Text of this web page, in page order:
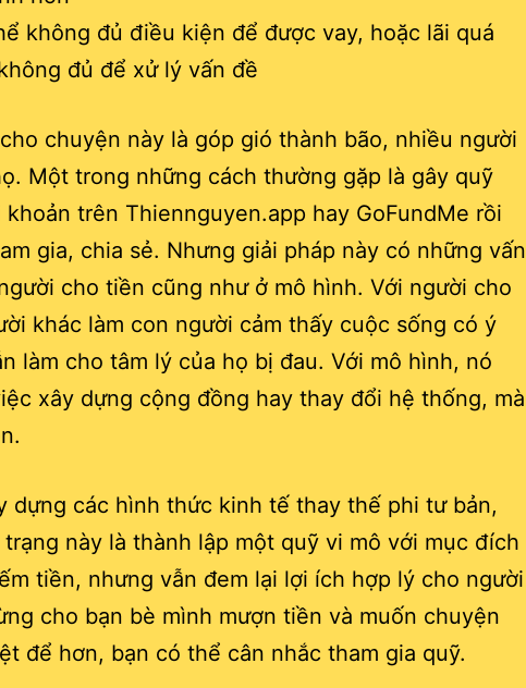
không đủ điều kiện để được vay, hoặc lãi quá
đủ để xử lý vấn đề
chuyện này là góp gió thành bão, nhiều người
Một trong những cách thường gặp là gây quỹ
trên Thiennguyen.app hay GoFundMe rồi
gia, chia sẻ. Nhưng giải pháp này có những vấn
cho tiền cũng như ở mô hình. Với người cho
khác làm con người cảm thấy cuộc sống có ý
làm cho tâm lý của họ bị đau. Với mô hình, nó
xây dựng cộng đồng hay thay đổi hệ thống, mà
dựng các hình thức kinh tế thay thế phi tư bản,
này là thành lập một quỹ vi mô với mục đích
tiền, nhưng vẫn đem lại lợi ích hợp lý cho người
cho bạn bè mình mượn tiền và muốn chuyện
để hơn, bạn có thể cân nhắc tham gia quỹ.